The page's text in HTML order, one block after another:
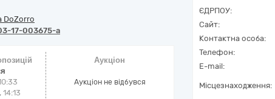
DoZorro
17-003675-a
Аукціон
Аукціон не відбувся
ЄДРПОУ:
Сайт:
Контактна особа:
Телефон:
E-mail:
Місцезнаходження: